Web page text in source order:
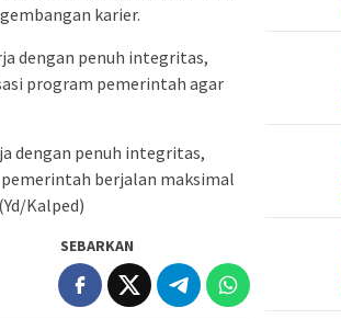
karier.
dengan penuh integritas,
program pemerintah agar
dengan penuh integritas,
berjalan maksimal
Kalped)
SEBARKAN